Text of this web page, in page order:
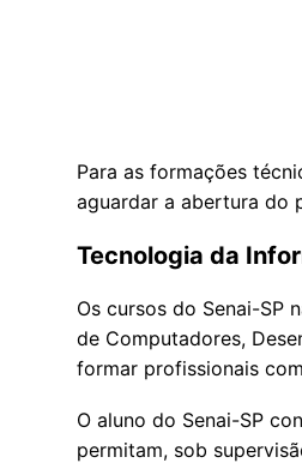
Para as formações
aguardar a abertura do
Tecnologia da
Os cursos do Senai-SP
de Computadores,
formar profissionais
O aluno do Senai-SP
permitam, sob